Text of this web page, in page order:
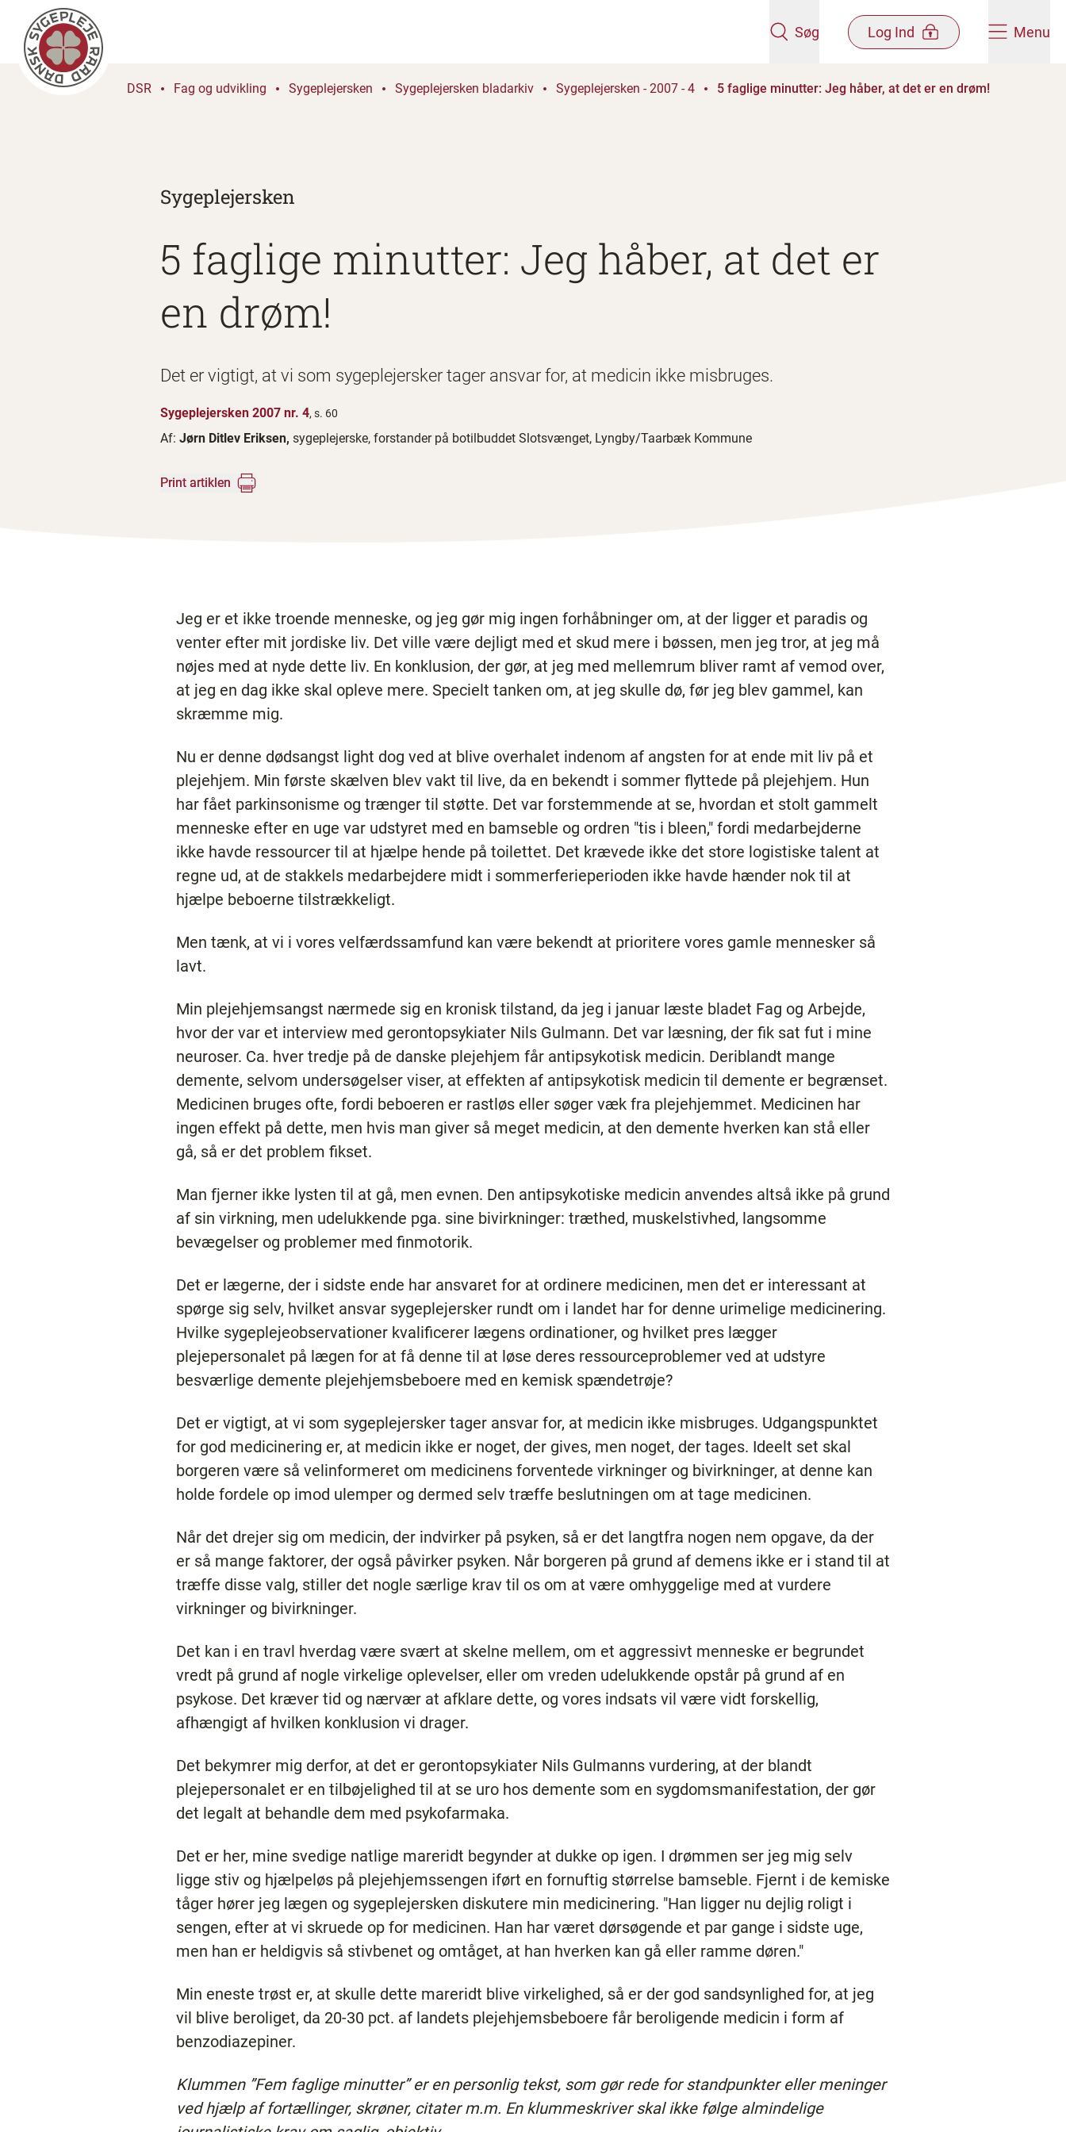
Søg Log Ind Menu
DSR Fag og udvikling Sygeplejersken Sygeplejersken bladarkiv Sygeplejersken - 2007 - 4 5 faglige minutter: Jeg håber, at det er en drøm!
Sygeplejersken
5 faglige minutter: Jeg håber, at det er
en drøm!
Det er vigtigt, at vi som sygeplejersker tager ansvar for, at medicin ikke misbruges.
Sygeplejersken 2007 nr. 4, s. 60
Af: Jørn Ditlev Eriksen, sygeplejerske, ­forstander på ­botilbuddet ­Slotsvænget, Lyngby/Taarbæk Kommune
Print artiklen
Jeg er et ikke troende menneske, og jeg gør mig ingen forhåbninger om, at der ligger et paradis og
venter efter mit jordiske liv. Det ville være dejligt med et skud mere i bøssen, men jeg tror, at jeg må
nøjes med at nyde dette liv. En konklusion, der gør, at jeg med mellemrum bliver ramt af vemod over,
at jeg en dag ikke skal opleve mere. Specielt tanken om, at jeg skulle dø, før jeg blev gammel, kan
skræmme mig.
Nu er denne dødsangst light dog ved at blive overhalet indenom af angsten for at ende mit liv på et
plejehjem. Min første skælven blev vakt til live, da en bekendt i sommer flyttede på plejehjem. Hun
har fået parkinsonisme og trænger til støtte. Det var forstemmende at se, hvordan et stolt gammelt
menneske efter en uge var udstyret med en bamseble og ordren "tis i bleen," fordi medarbejderne
ikke havde ressourcer til at hjælpe hende på toilettet. Det krævede ikke det store logistiske talent at
regne ud, at de stakkels medarbejdere midt i sommerferieperioden ikke havde hænder nok til at
hjælpe beboerne tilstrækkeligt.
Men tænk, at vi i vores velfærdssamfund kan være bekendt at prioritere vores gamle mennesker så
lavt.
Min plejehjemsangst nærmede sig en kronisk tilstand, da jeg i januar læste bladet Fag og Arbejde,
hvor der var et interview med gerontopsykiater Nils Gulmann. Det var læsning, der fik sat fut i mine
neuroser. Ca. hver tredje på de danske plejehjem får antipsykotisk medicin. Deriblandt mange
demente, selvom undersøgelser viser, at effekten af antipsykotisk medicin til demente er begrænset.
Medicinen bruges ofte, fordi beboeren er rastløs eller søger væk fra plejehjemmet. Medicinen har
ingen effekt på dette, men hvis man giver så meget medicin, at den demente hverken kan stå eller
gå, så er det problem fikset.
Man fjerner ikke lysten til at gå, men evnen. Den antipsykotiske medicin anvendes altså ikke på grund
af sin virkning, men udelukkende pga. sine bivirkninger: træthed, muskelstivhed, langsomme
bevægelser og problemer med finmotorik.
Det er lægerne, der i sidste ende har ansvaret for at ordinere medicinen, men det er interessant at
spørge sig selv, hvilket ansvar sygeplejersker rundt om i landet har for denne urimelige medicinering.
Hvilke sygeplejeobservationer kvalificerer lægens ordinationer, og hvilket pres lægger
plejepersonalet på lægen for at få denne til at løse deres ressourceproblemer ved at udstyre
besværlige demente plejehjemsbeboere med en kemisk spændetrøje?
Det er vigtigt, at vi som sygeplejersker tager ansvar for, at medicin ikke misbruges. Udgangspunktet
for god medicinering er, at medicin ikke er noget, der gives, men noget, der tages. Ideelt set skal
borgeren være så velinformeret om medicinens forventede virkninger og bivirkninger, at denne kan
holde fordele op imod ulemper og dermed selv træffe beslutningen om at tage medicinen.
Når det drejer sig om medicin, der indvirker på psyken, så er det langtfra nogen nem opgave, da der
er så mange faktorer, der også påvirker psyken. Når borgeren på grund af demens ikke er i stand til at
træffe disse valg, stiller det nogle særlige krav til os om at være omhyggelige med at vurdere
virkninger og bivirkninger.
Det kan i en travl hverdag være svært at skelne mellem, om et aggressivt menneske er begrundet
vredt på grund af nogle virkelige oplevelser, eller om vreden udelukkende opstår på grund af en
psykose. Det kræver tid og nærvær at afklare dette, og vores indsats vil være vidt forskellig,
afhængigt af hvilken konklusion vi drager.
Det bekymrer mig derfor, at det er gerontopsykiater Nils Gulmanns vurdering, at der blandt
plejepersonalet er en tilbøjelighed til at se uro hos demente som en sygdomsmanifestation, der gør
det legalt at behandle dem med psykofarmaka.
Det er her, mine svedige natlige mareridt begynder at dukke op igen. I drømmen ser jeg mig selv
ligge stiv og hjælpeløs på plejehjemssengen iført en fornuftig størrelse bamseble. Fjernt i de kemiske
tåger hører jeg lægen og sygeplejersken diskutere min medicinering. "Han ligger nu dejlig roligt i
sengen, efter at vi skruede op for medicinen. Han har været dørsøgende et par gange i sidste uge,
men han er heldigvis så stivbenet og omtåget, at han hverken kan gå eller ramme døren."
Min eneste trøst er, at skulle dette mareridt blive virkelighed, så er der god sandsynlighed for, at jeg
vil blive beroliget, da 20-30 pct. af landets plejehjemsbeboere får beroligende medicin i form af
benzodiazepiner. ​
Klummen ”Fem faglige minutter” er en personlig tekst, som gør rede for standpunkter eller meninger
ved hjælp af fortællinger, skrøner, citater m.m. En klummeskriver skal ikke følge almindelige